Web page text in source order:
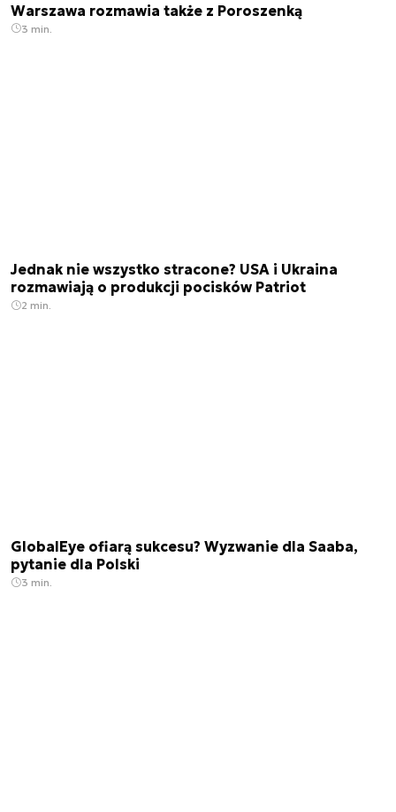
Warszawa rozmawia także z Poroszenką
3 min.
Jednak nie wszystko stracone? USA i Ukraina
rozmawiają o produkcji pocisków Patriot
2 min.
GlobalEye ofiarą sukcesu? Wyzwanie dla Saaba,
pytanie dla Polski
3 min.